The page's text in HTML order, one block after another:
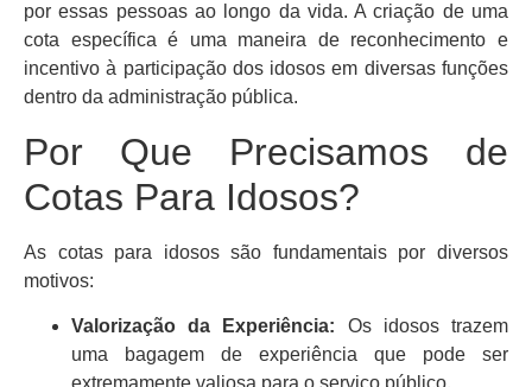
por essas pessoas ao longo da vida. A criação de uma
cota específica é uma maneira de reconhecimento e
incentivo à participação dos idosos em diversas funções
dentro da administração pública.
Por Que Precisamos de
Cotas Para Idosos?
As cotas para idosos são fundamentais por diversos
motivos:
Valorização da Experiência: Os idosos trazem
uma bagagem de experiência que pode ser